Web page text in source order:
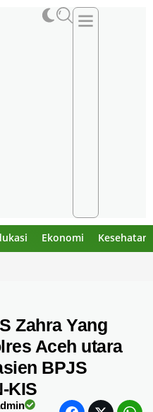
Ekonomi Kesehatan
Zahra Yang
Aceh utara
BPJS
KIS